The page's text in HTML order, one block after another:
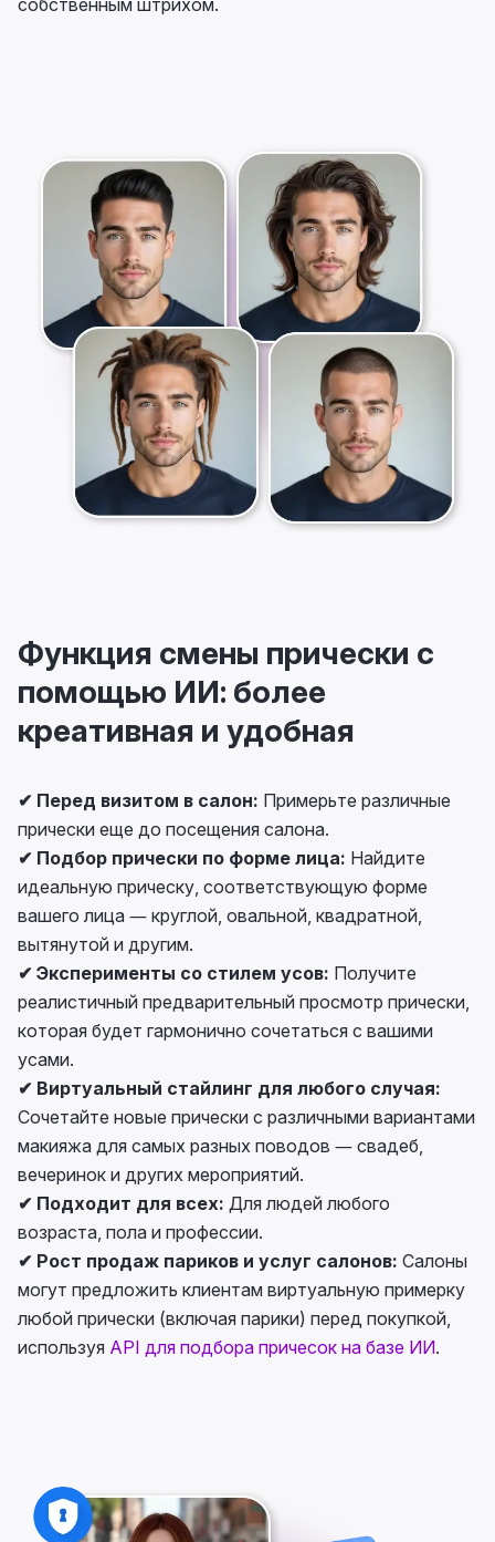
Функция смены прически с
помощью ИИ: более
креативная и удобная
✔ Перед визитом в салон: Примерьте различные
прически еще до посещения салона.
✔ Подбор прически по форме лица: Найдите
идеальную прическу, соответствующую форме
вашего лица — круглой, овальной, квадратной,
вытянутой и другим.
✔ Эксперименты со стилем усов: Получите
реалистичный предварительный просмотр прически,
которая будет гармонично сочетаться с вашими
усами.
✔ Виртуальный стайлинг для любого случая:
Сочетайте новые прически с различными вариантами
макияжа для самых разных поводов — свадеб,
вечеринок и других мероприятий.
✔ Подходит для всех: Для людей любого
возраста, пола и профессии.
✔ Рост продаж париков и услуг салонов: Салоны
могут предложить клиентам виртуальную примерку
любой прически (включая парики) перед покупкой,
используя API для подбора причесок на базе ИИ.